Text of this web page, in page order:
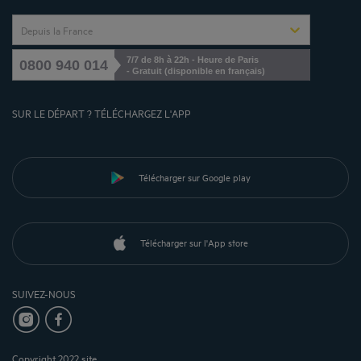
Depuis la France
0800 940 014
7/7 de 8h à 22h - Heure de Paris
- Gratuit (disponible en français)
SUR LE DÉPART ? TÉLÉCHARGEZ L'APP
Télécharger sur Google play
Télécharger sur l'App store
SUIVEZ-NOUS
Copyright 2022 site